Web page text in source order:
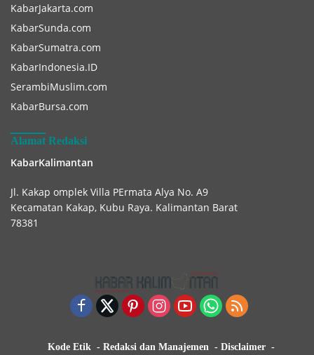
KabarJakarta.com
KabarSunda.com
KabarSumatra.com
KabarIndonesia.ID
SerambiMuslim.com
KabarBursa.com
Alamat Redaksi
KabarKalimantan
Jl. Kakap omplek Villa PErmata Alya No. A9
Kecamatan Kakap, Kubu Raya. Kalimantan Barat
78381
Kode Etik Redaksi dan Manajemen Disclaimer